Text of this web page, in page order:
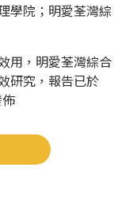
學院；明愛荃灣綜
用，明愛荃灣綜合
研究，報告已於